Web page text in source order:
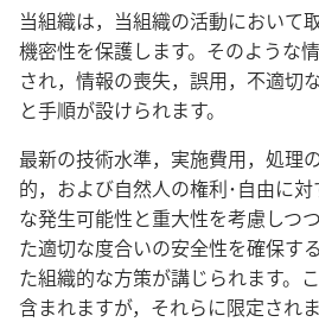
当組織は，当組織の活動において
機密性を保護します。そのような
され，情報の喪失，誤用，不適切
と手順が設けられます。
最新の技術水準，実施費用，処理
的，および自然人の権利･自由に
な発生可能性と重大性を考慮しつ
た適切な度合いの安全性を確保す
た組織的な方策が講じられます。
含まれますが，それらに限定されま